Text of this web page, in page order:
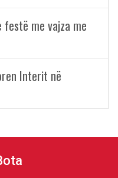
festë me vajza me
Interit në